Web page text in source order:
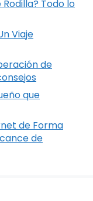
Todo lo
Viaje
de
que
de Forma
de